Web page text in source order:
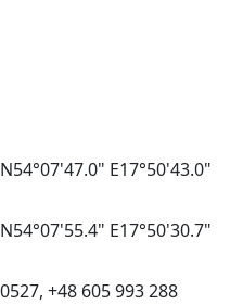
E17°50'43.0"
E17°50'30.7"
+48 605 993 288